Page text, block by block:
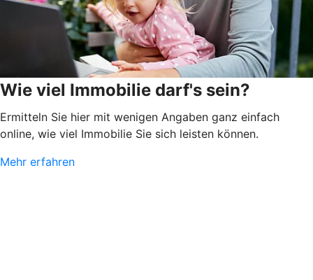
Wie viel Immobilie darf's sein?
Ermitteln Sie hier mit wenigen Angaben ganz einfach
online, wie viel Immobilie Sie sich leisten können.
Mehr erfahren